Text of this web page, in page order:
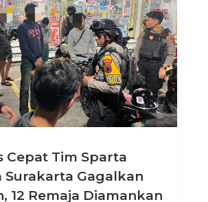
Cepat Tim Sparta
Surakarta Gagalkan
12 Remaja Diamankan